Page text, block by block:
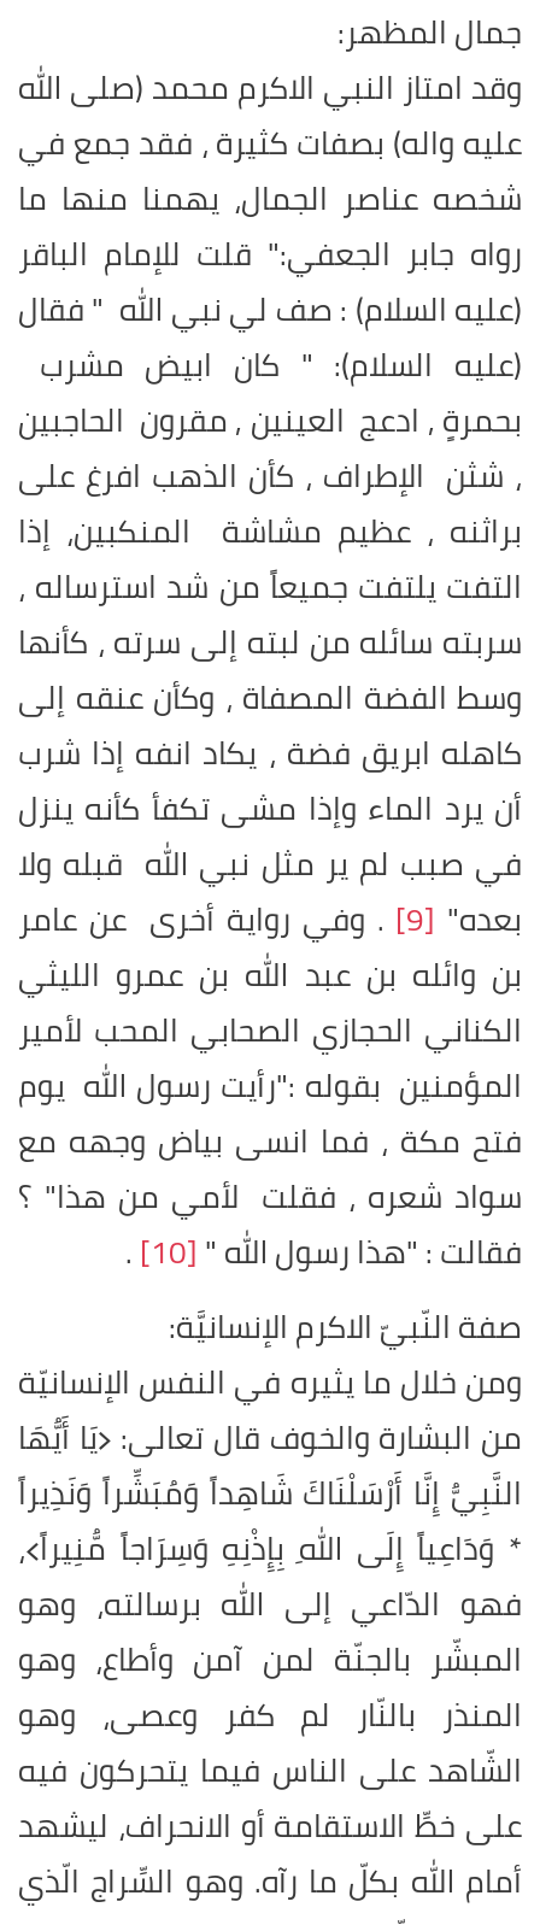
جمال المظهر:
وقد امتاز النبي الاكرم محمد (صلى الله
عليه واله) بصفات كثيرة ، فقد جمع في
شخصه عناصر الجمال، يهمنا منها ما
رواه جابر الجعفي:" قلت للإمام الباقر
(عليه السلام) : صف لي نبي الله " فقال
(عليه السلام): " كان ابيض مشرب
بحمرةٍ , ادعج العينين , مقرون الحاجبين
، شثن الإطراف ، كأن الذهب افرغ على
براثنه ، عظيم مشاشة المنكبين، إذا
التفت يلتفت جميعاً من شد استرساله ،
سربته سائله من لبته إلى سرته ، كأنها
وسط الفضة المصفاة ، وكأن عنقه إلى
كاهله ابريق فضة ، يكاد انفه إذا شرب
أن يرد الماء وإذا مشى تكفأ كأنه ينزل
في صبب لم ير مثل نبي الله قبله ولا
بعده" [9] . وفي رواية أخرى عن عامر
بن وائله بن عبد الله بن عمرو الليثي
الكناني الحجازي الصحابي المحب لأمير
المؤمنين بقوله :"رأيت رسول الله يوم
فتح مكة ، فما انسى بياض وجهه مع
سواد شعره ، فقلت لأمي من هذا" ؟
فقالت : "هذا رسول الله"
[10]
.
صفة النّبيّ الاكرم الإنسانيَّة:
ومن خلال ما يثيره في النفس الإنسانيّة
من البشارة والخوف قال تعالى: ﴿يَا أَيُّهَا
النَّبِيُّ إِنَّا أَرْسَلْنَاكَ شَاهِداً وَمُبَشِّراً وَنَذِيراً
* وَدَاعِياً إِلَى اللهِ بِإِذْنِهِ وَسِرَاجاً مُّنِيراً﴾،
فهو الدّاعي إلى الله برسالته، وهو
المبشّر بالجنّة لمن آمن وأطاع، وهو
المنذر بالنّار لم كفر وعصى، وهو
الشّاهد على الناس فيما يتحركون فيه
على خطِّ الاستقامة أو الانحراف، ليشهد
أمام الله بكلّ ما رآه. وهو السِّراج الّذي